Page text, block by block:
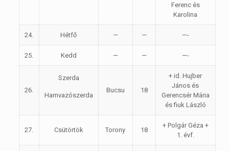
Ferenc és
Karolina
24. Hétfő — — —-
25. Kedd — — —-
26.
Szerda
Hamvazószerda
Bucsu 18
+ id. Hujber
János és
Gerencsér Mária
és fiuk László
27. Csütörtök Torony 18
+ Polgár Géza +
1. évf.